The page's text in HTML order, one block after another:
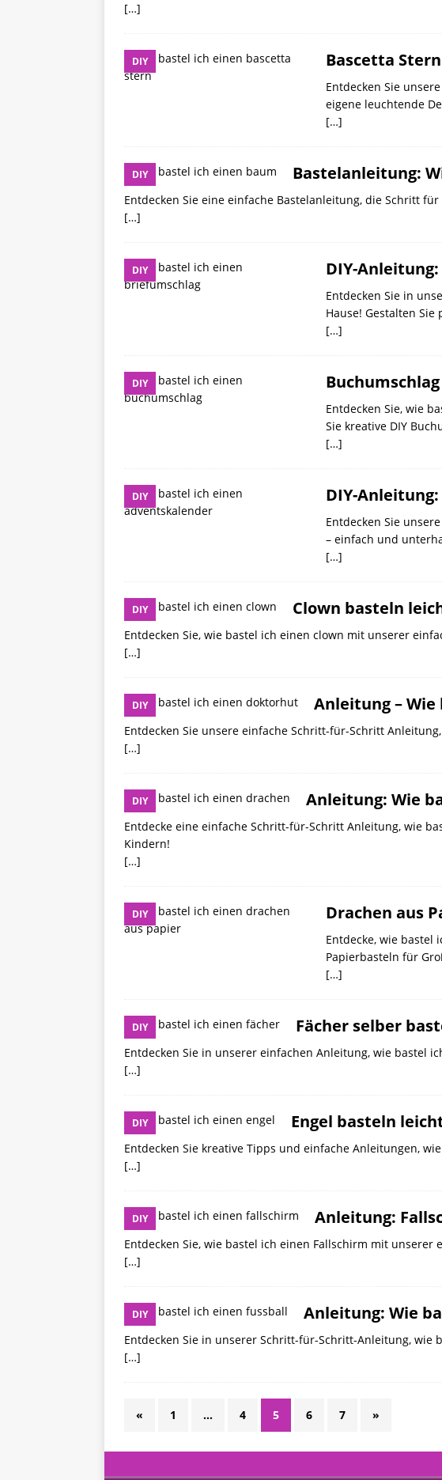
[…]
DIY Bascetta
Entdecken Sie
eigene leuchtende
[…]
DIY Bastelanleitung:
Entdecken Sie eine einfache Bastelanleitung, die Schritt
[…]
DIY DIY-
Entdecken Sie in
Hause! Gestalten Sie
[…]
DIY
Entdecken Sie, wie
Sie kreative DIY
[…]
DIY DIY-
Entdecken Sie
– einfach und
[…]
DIY Clown basteln
Entdecken Sie, wie bastel ich einen clown mit unserer
[…]
DIY Anleitung –
Entdecken Sie unsere einfache Schritt-für-Schritt
[…]
DIY Anleitung: Wie
Entdecke eine einfache Schritt-für-Schritt Anleitung, wie
Kindern!
[…]
DIY Drachen aus
Entdecke, wie
Papierbasteln für
[…]
DIY Fächer selber
Entdecken Sie in unserer einfachen Anleitung, wie bastel
[…]
DIY Engel basteln
Entdecken Sie kreative Tipps und einfache Anleitungen,
[…]
DIY Anleitung:
Entdecken Sie, wie bastel ich einen Fallschirm mit
[…]
DIY Anleitung: Wie
Entdecken Sie in unserer Schritt-für-Schritt-Anleitung,
[…]
« 1 … 4 5 6 7 »